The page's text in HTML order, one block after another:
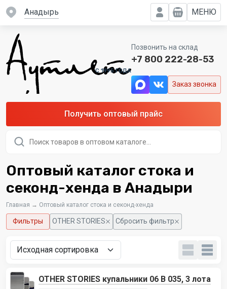
Анадырь МЕНЮ
C 1995 ГОДА
Позвонить на склад
+7 800 222-28-53
Заказ звонка
Получить оптовый прайс
товаров
Оптовый каталог стока и
секонд-хенда в Анадыри
Главная → Оптовый каталог стока и секонд-хенда
Фильтры OTHER STORIES Сбросить фильтр
OTHER STORIES купальники 06 B 035, 3 лота